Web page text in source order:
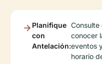
Planifique
con
Antelación:
Consulte
conocer
eventos
horario